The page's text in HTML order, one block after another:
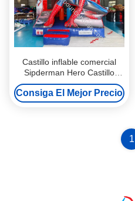
Castillo inflable comercial
Sipderman Hero Castillo
inflable rojo para niños
Consiga El Mejor Precio
1